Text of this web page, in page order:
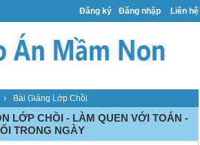
Đăng ký Đăng nhập Liên hệ
› Bài Giảng Lớp Chồi
LỚP CHỒI - LÀM QUEN VỚI TOÁN -
TRONG NGÀY